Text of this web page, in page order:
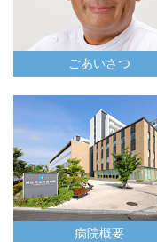
ごあいさつ
病院概要